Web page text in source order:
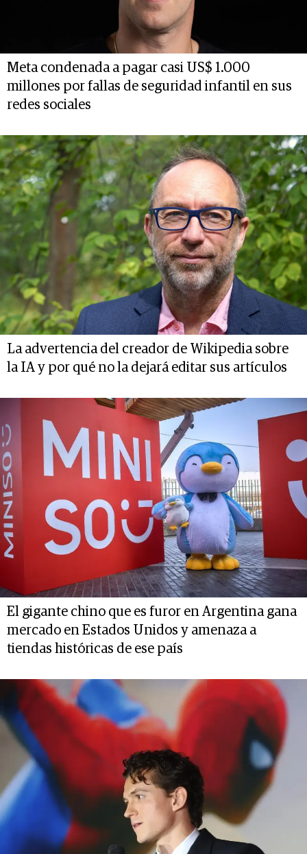
Meta condenada a pagar casi US$ 1.000
millones por fallas de seguridad infantil en sus
redes sociales
La advertencia del creador de Wikipedia sobre
la IA y por qué no la dejará editar sus artículos
El gigante chino que es furor en Argentina gana
mercado en Estados Unidos y amenaza a
tiendas históricas de ese país